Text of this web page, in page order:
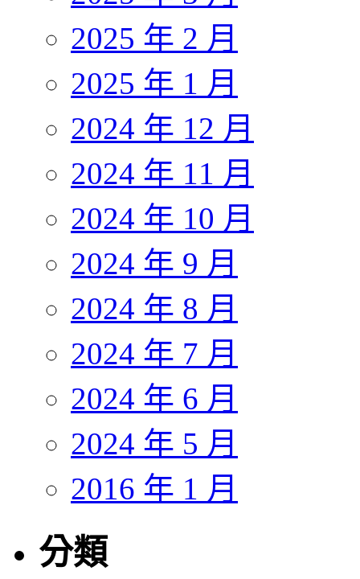
2025 年 2 月
2025 年 1 月
2024 年 12 月
2024 年 11 月
2024 年 10 月
2024 年 9 月
2024 年 8 月
2024 年 7 月
2024 年 6 月
2024 年 5 月
2016 年 1 月
分類